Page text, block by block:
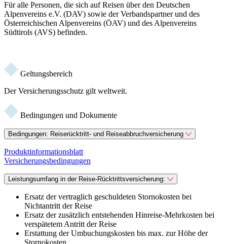
Für alle Personen, die sich auf Reisen über den Deutschen
Alpenvereins e.V. (DAV) sowie der Verbandspartner und des
Österreichischen Alpenvereins (ÖAV) und des Alpenvereins
Südtirols (AVS) befinden.
Geltungsbereich
Der Versicherungsschutz gilt weltweit.
Bedingungen und Dokumente
Bedingungen: Reiserücktritt- und Reiseabbruchversicherung
Produktinformationsblatt
Versicherungsbedingungen
Leistungsumfang in der Reise-Rücktrittsversicherung:
Ersatz der vertraglich geschuldeten Stornokosten bei
Nichtantritt der Reise
Ersatz der zusätzlich entstehenden Hinreise-Mehrkosten bei
verspätetem Antritt der Reise
Erstattung der Umbuchungskosten bis max. zur Höhe der
Stornokosten